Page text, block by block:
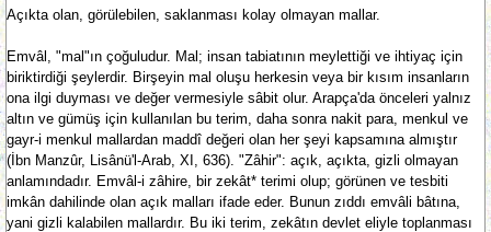
Açıkta olan, görülebilen, saklanması kolay olmayan mallar.
Emvâl, "mal"ın çoğuludur. Mal; insan tabiatının meylettiği ve ihtiyaç için
biriktirdiği şeylerdir. Birşeyin mal oluşu herkesin veya bir kısım insanların
ona ilgi duyması ve değer vermesiyle sâbit olur. Arapça'da önceleri yalnız
altın ve gümüş için kullanılan bu terim, daha sonra nakit para, menkul ve
gayr-i menkul mallardan maddî değeri olan her şeyi kapsamına almıştır
(İbn Manzûr, Lisânü'l-Arab, XI, 636). "Zâhir": açık, açıkta, gizli olmayan
anlamındadır. Emvâl-i zâhire, bir zekât* terimi olup; görünen ve tesbiti
imkân dahilinde olan açık malları ifade eder. Bunun zıddı emvâli bâtına,
yani gizli kalabilen mallardır. Bu iki terim, zekâtın devlet eliyle toplanması